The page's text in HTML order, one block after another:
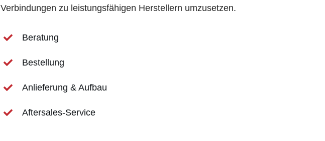
Verbindungen zu leistungsfähigen Herstellern umzusetzen.
Beratung
Bestellung
Anlieferung & Aufbau
Aftersales-Service